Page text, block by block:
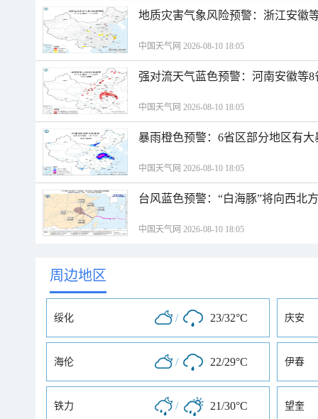
地质灾害气象风险预警：浙江安徽
中国天气网 2026-08-10 18:05
强对流天气蓝色预警：河南安徽等
中国天气网 2026-08-10 18:05
暴雨橙色预警：6省区部分地区有
中国天气网 2026-08-10 18:05
台风蓝色预警：“白海豚”将向西北
中国天气网 2026-08-10 18:05
周边地区
绥化 / 23/32°C 庆安
海伦 / 22/29°C 伊春
铁力 / 21/30°C 望奎